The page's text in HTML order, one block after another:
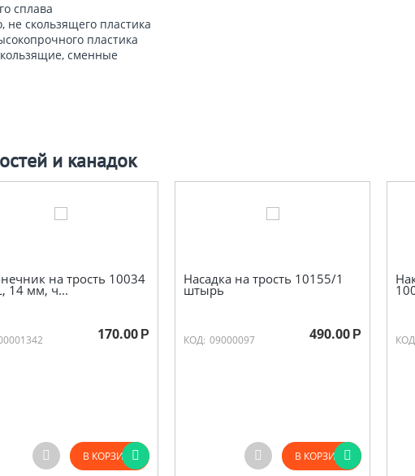
сплава
не скользящего пластика
пластика
сменные
и канадок
на трость 10034
14 мм, ч...
170.00 Р
В КОРЗИНУ
Насадка на трость 10155/1
штырь
КОД: 09000097 490.00 Р
В КОРЗИНУ